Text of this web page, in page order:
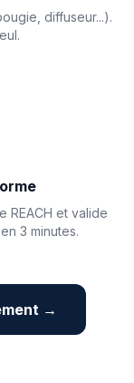
diffuseur...).
REACH et valide
3 minutes.
→